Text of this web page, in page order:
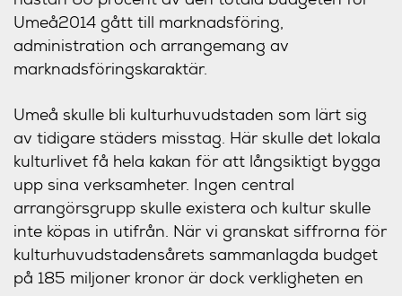
Umeå2014 gått till marknadsföring,
administration och arrangemang av
marknadsföringskaraktär.
Umeå skulle bli kulturhuvudstaden som lärt sig
av tidigare städers misstag. Här skulle det lokala
kulturlivet få hela kakan för att långsiktigt bygga
upp sina verksamheter. Ingen central
arrangörsgrupp skulle existera och kultur skulle
inte köpas in utifrån. När vi granskat siffrorna för
kulturhuvudstadensårets sammanlagda budget
på 185 miljoner kronor är dock verkligheten en